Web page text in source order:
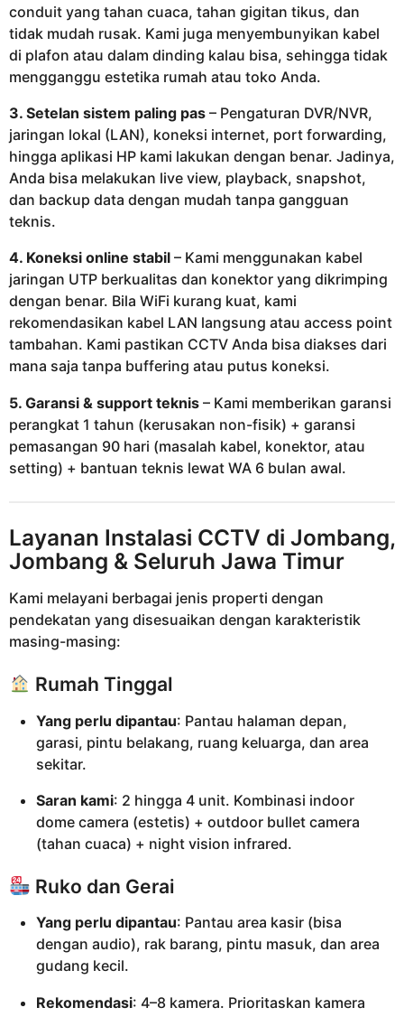
conduit yang tahan cuaca, tahan gigitan tikus, dan
tidak mudah rusak. Kami juga menyembunyikan kabel
di plafon atau dalam dinding kalau bisa, sehingga tidak
mengganggu estetika rumah atau toko Anda.
3. Setelan sistem paling pas – Pengaturan DVR/NVR,
jaringan lokal (LAN), koneksi internet, port forwarding,
hingga aplikasi HP kami lakukan dengan benar. Jadinya,
Anda bisa melakukan live view, playback, snapshot,
dan backup data dengan mudah tanpa gangguan
teknis.
4. Koneksi online stabil – Kami menggunakan kabel
jaringan UTP berkualitas dan konektor yang dikrimping
dengan benar. Bila WiFi kurang kuat, kami
rekomendasikan kabel LAN langsung atau access point
tambahan. Kami pastikan CCTV Anda bisa diakses dari
mana saja tanpa buffering atau putus koneksi.
5. Garansi & support teknis – Kami memberikan garansi
perangkat 1 tahun (kerusakan non-fisik) + garansi
pemasangan 90 hari (masalah kabel, konektor, atau
setting) + bantuan teknis lewat WA 6 bulan awal.
Layanan Instalasi CCTV di Jombang,
Jombang & Seluruh Jawa Timur
Kami melayani berbagai jenis properti dengan
pendekatan yang disesuaikan dengan karakteristik
masing-masing:
Rumah Tinggal
Yang perlu dipantau: Pantau halaman depan,
garasi, pintu belakang, ruang keluarga, dan area
sekitar.
Saran kami: 2 hingga 4 unit. Kombinasi indoor
dome camera (estetis) + outdoor bullet camera
(tahan cuaca) + night vision infrared.
Ruko dan Gerai
Yang perlu dipantau: Pantau area kasir (bisa
dengan audio), rak barang, pintu masuk, dan area
gudang kecil.
Rekomendasi: 4–8 kamera. Prioritaskan kamera